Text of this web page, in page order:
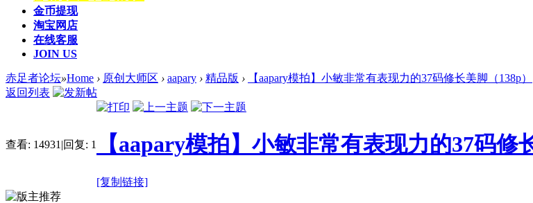
金币提现
淘宝网店
在线客服
JOIN US
赤足者论坛»Home › 原创大师区 › aapary › 精品版 ›
【aapary模拍】小敏非常有表现力的37码修长美脚（138p）
返回列表
查看: 14931 |回复: 1 【aapary模拍】小敏非常有表现力的37码修
[复制链接]